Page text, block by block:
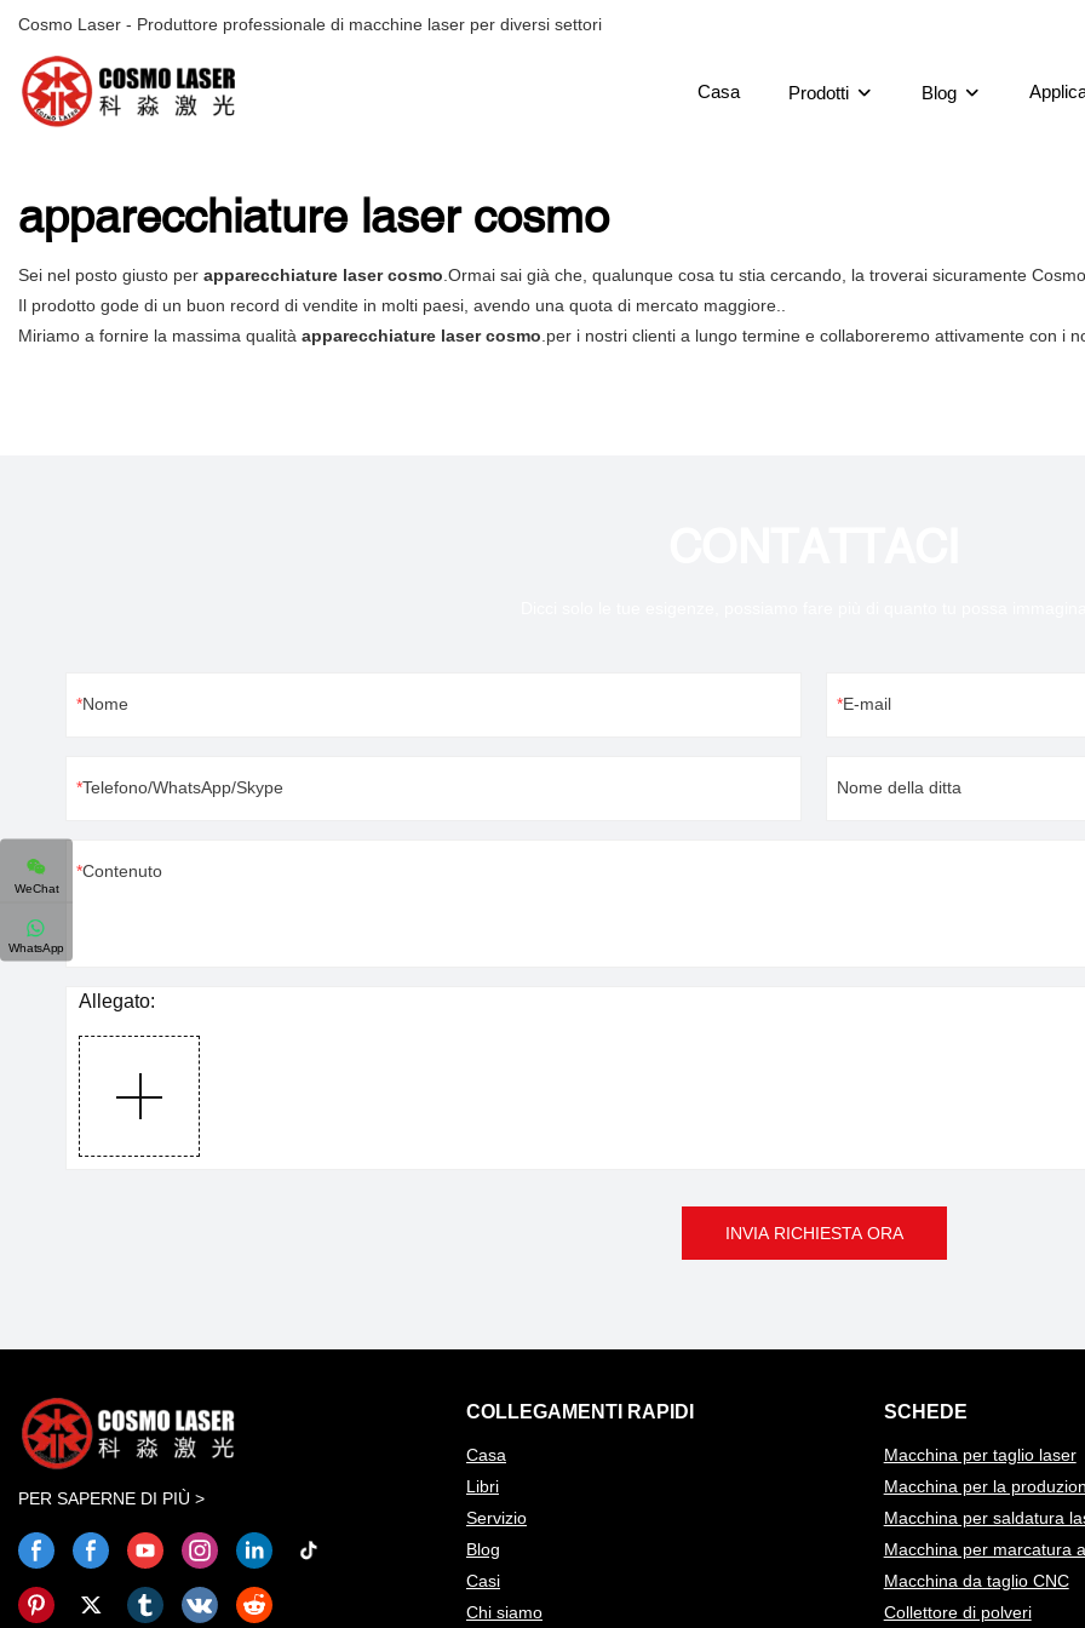
Cosmo Laser - Produttore professionale di macchine laser per diversi settori
Casa Prodotti Blog
apparecchiature laser cosmo
Sei nel posto giusto per apparecchiature laser cosmo.Ormai sai già che, qualunque cosa tu stia cercando, la troverai sicuramente
Il prodotto gode di un buon record di vendite in molti paesi, avendo una quota di mercato maggiore..
Miriamo a fornire la massima qualità apparecchiature laser cosmo.per i nostri clienti a lungo termine e collaboreremo attivamente con i
Nome E-mail
Telefono/WhatsApp/Skype Nome della ditta
Contenuto
Allegato:
INVIA RICHIESTA ORA
PER SAPERNE DI PIÙ >
COLLEGAMENTI RAPIDI
Casa
Libri
Servizio
Blog
Casi
Chi siamo
SCHEDE
Macchina per taglio laser
Macchina per la
Macchina per saldatura
Macchina per marcatura
Macchina da taglio CNC
Collettore di polveri
WeChat
WhatsApp